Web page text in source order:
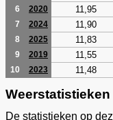
6 2020 11,95
7 2024 11,90
8 2025 11,83
9 2019 11,55
10 2023 11,48
Weerstatistieken
De statistieken op